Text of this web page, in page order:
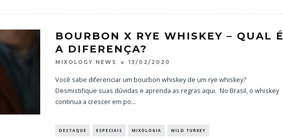
BOURBON X RYE WHISKEY – QUAL É
A DIFERENÇA?
MIXOLOGY NEWS 13/02/2020
Você sabe diferenciar um bourbon whiskey de um rye whiskey?
Desmistifique suas dúvidas e aprenda as regras aqui. No Brasil, o whiskey
continua a crescer em po...
DESTAQUE ESPECIAIS MIXOLOGIA WILD TURKEY